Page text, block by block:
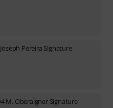
Joseph Pereira Signature
M. Oberaigner Signature